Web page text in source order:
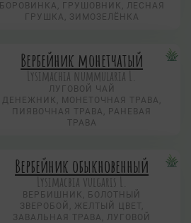
БОРОВИНКА, ГРУШОВНИК, ЛЕСНАЯ
ГРУШКА, ЗИМОЗЕЛЁНКА
Вербейник монетчатый
Lysimachia nummularia L.
ЛУГОВОЙ ЧАЙ
ДЕНЕЖНИК, МОНЕТОЧНАЯ ТРАВА,
ПИЯВОЧНАЯ ТРАВА, РАНЕВАЯ
ТРАВА
Вербейник обыкновенный
Lysimacbia vulgaris L.
ВЕРБИШНИК, БОЛОТНЫЙ
ЗВЕРОБОЙ, ЖЕЛТЫЙ ЦВЕТ,
ЗАВАЛЬНАЯ ТРАВА, ЛУГОВОЙ